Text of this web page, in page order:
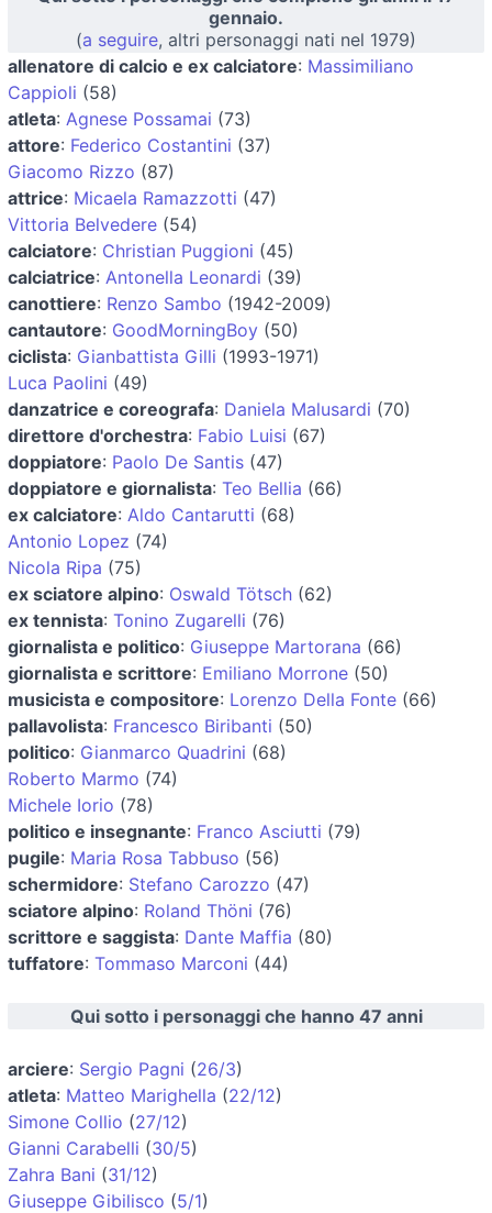
gennaio.
(a seguire, altri personaggi nati nel 1979)
allenatore di calcio e ex calciatore: Massimiliano
Cappioli (58)
atleta: Agnese Possamai (73)
attore: Federico Costantini (37)
Giacomo Rizzo (87)
attrice: Micaela Ramazzotti (47)
Vittoria Belvedere (54)
calciatore: Christian Puggioni (45)
calciatrice: Antonella Leonardi (39)
canottiere: Renzo Sambo (1942-2009)
cantautore: GoodMorningBoy (50)
ciclista: Gianbattista Gilli (1993-1971)
Luca Paolini (49)
danzatrice e coreografa: Daniela Malusardi (70)
direttore d'orchestra: Fabio Luisi (67)
doppiatore: Paolo De Santis (47)
doppiatore e giornalista: Teo Bellia (66)
ex calciatore: Aldo Cantarutti (68)
Antonio Lopez (74)
Nicola Ripa (75)
ex sciatore alpino: Oswald Tötsch (62)
ex tennista: Tonino Zugarelli (76)
giornalista e politico: Giuseppe Martorana (66)
giornalista e scrittore: Emiliano Morrone (50)
musicista e compositore: Lorenzo Della Fonte (66)
pallavolista: Francesco Biribanti (50)
politico: Gianmarco Quadrini (68)
Roberto Marmo (74)
Michele Iorio (78)
politico e insegnante: Franco Asciutti (79)
pugile: Maria Rosa Tabbuso (56)
schermidore: Stefano Carozzo (47)
sciatore alpino: Roland Thöni (76)
scrittore e saggista: Dante Maffia (80)
tuffatore: Tommaso Marconi (44)
Qui sotto i personaggi che hanno 47 anni
arciere: Sergio Pagni (26/3)
atleta: Matteo Marighella (22/12)
Simone Collio (27/12)
Gianni Carabelli (30/5)
Zahra Bani (31/12)
Giuseppe Gibilisco (5/1)